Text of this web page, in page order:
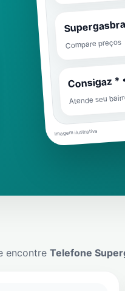
Compare preços
Consigaz *
Atende seu
Imagem ilustrativa
encontre Telefone